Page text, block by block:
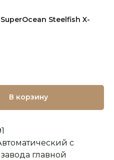
Steelfish X-
В корзину
с
главной